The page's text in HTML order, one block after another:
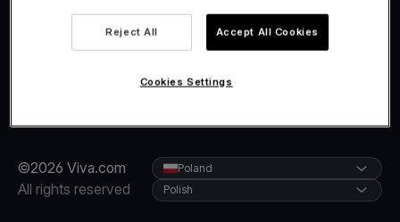
©2026 Viva.com
All rights reserved
Poland
Polish
Reject All Accept All Cookies
Cookies Settings